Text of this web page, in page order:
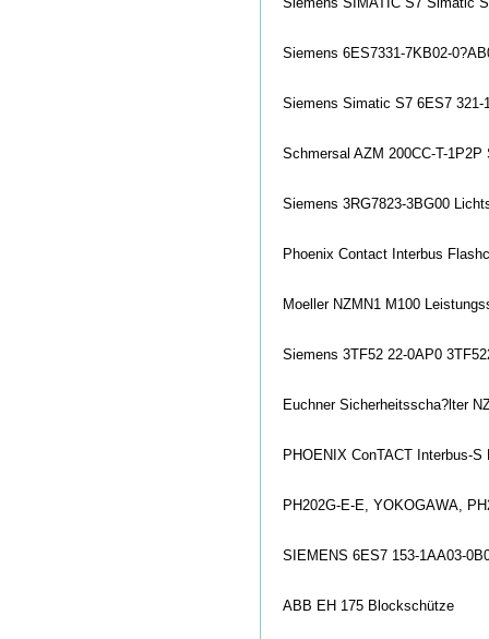
Siemens 6ES7331-7KB02-
Siemens Simatic S7 6ES7 321-
Schmersal AZM 200CC-T-
Siemens 3RG7823-3BG00
Phoenix Contact Interbus
Moeller NZMN1 M100
Siemens 3TF52 22-0AP0
Euchner Sicherheitsscha?lter
PHOENIX ConTACT Interbus-S
PH202G-E-E, YOKOGAWA,
SIEMENS 6ES7 153-1AA03-
ABB EH 175 Blockschütze